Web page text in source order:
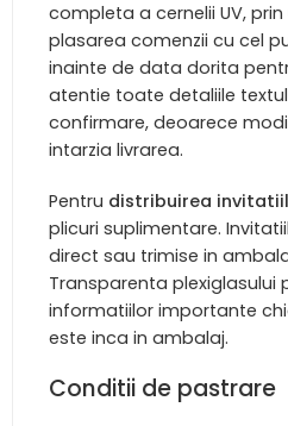
completa a cernelii UV,
plasarea comenzii cu cel
inainte de data dorita
atentie toate detaliile
confirmare, deoarece
intarzia livrarea.
Pentru distribuirea
plicuri suplimentare.
direct sau trimise in
Transparenta plexiglasului
informatiilor importante
este inca in ambalaj.
Conditii de pastrare